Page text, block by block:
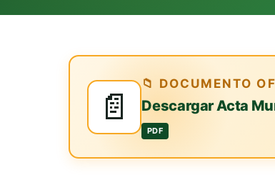
📄
📁 DOCUMENTO
Descargar Acta
PDF